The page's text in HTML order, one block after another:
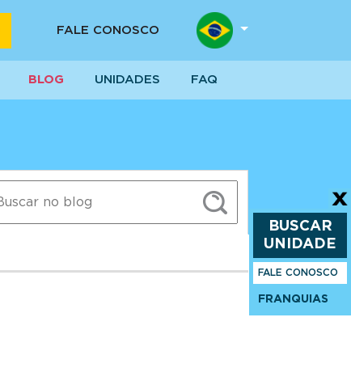
FALE CONOSCO
BLOG UNIDADES FAQ
BUSCAR
UNIDADE
FALE CONOSCO
FRANQUIAS